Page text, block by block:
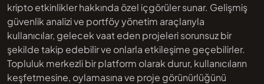
kripto etkinlikler hakkında özel içgörüler sunar. Gelişmiş
güvenlik analizi ve portföy yönetim araçlarıyla
kullanıcılar, gelecek vaat eden projeleri sorunsuz bir
şekilde takip edebilir ve onlarla etkileşime geçebilirler.
Topluluk merkezli bir platform olarak durur, kullanıcıların
keşfetmesine, oylamasına ve proje görünürlüğünü